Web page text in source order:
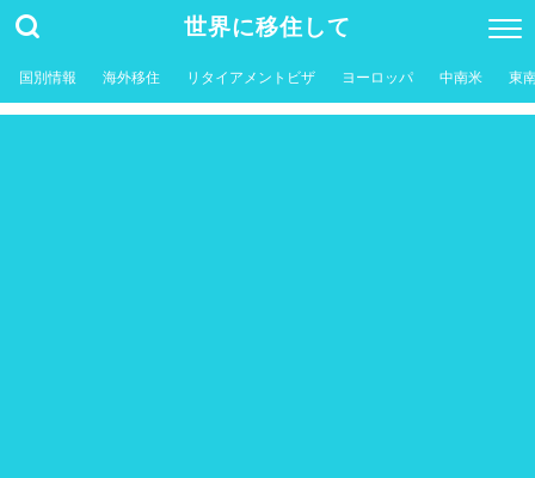
世界に移住して
国別情報 海外移住 リタイアメントビザ ヨーロッパ 中南米 東